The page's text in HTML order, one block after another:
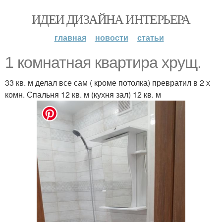
ИДЕИ ДИЗАЙНА ИНТЕРЬЕРА
главная новости статьи
1 комнатная квартира хрущ.
33 кв. м делал все сам ( кроме потолка) превратил в 2 х
комн. Спальня 12 кв. м (кухня зал) 12 кв. м